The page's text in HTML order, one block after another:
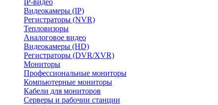
IP-видео
Видеокамеры (IP)
Регистраторы (NVR)
Тепловизоры
Аналоговое видео
Видеокамеры (HD)
Регистраторы (DVR/XVR)
Мониторы
Профессиональные мониторы
Компьютерные мониторы
Кабели для мониторов
Серверы и рабочии станции